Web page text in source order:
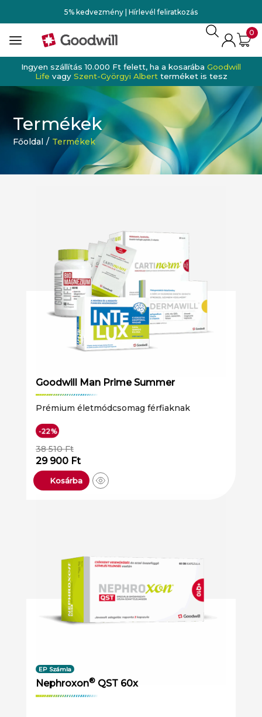
5% kedvezmény | Hírlevél feliratkozás
0
Ingyen szállítás 10.000 Ft felett, ha a kosarába Goodwill
Life vagy Szent-Györgyi Albert terméket is tesz
Termékek
Főoldal / Termékek
Goodwill Man Prime Summer
Prémium életmódcsomag férfiaknak
-22%
38 510Ft
29 900 Ft
Kosárba
EP Számla
Nephroxon®QST 60x